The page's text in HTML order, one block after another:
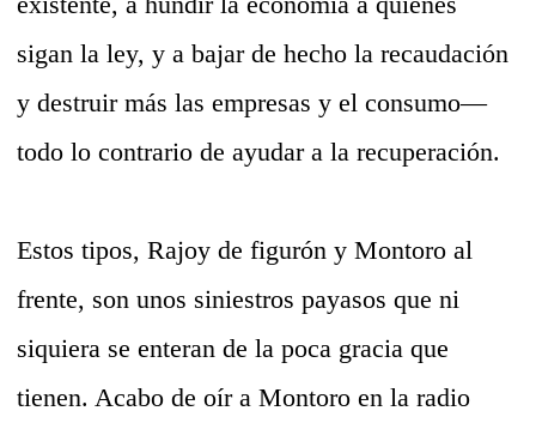
sigan la ley, y a bajar de hecho la recaudación
y destruir más las empresas y el consumo—
todo lo contrario de ayudar a la recuperación.
Estos tipos, Rajoy de figurón y Montoro al
frente, son unos siniestros payasos que ni
siquiera se enteran de la poca gracia que
tienen. Acabo de oír a Montoro en la radio